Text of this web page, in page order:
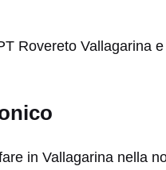
Rovereto Vallagarina
in Vallagarina nella